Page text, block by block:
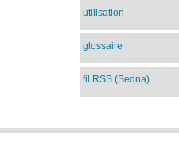
utilisation
glossaire
fil RSS (Sedna)